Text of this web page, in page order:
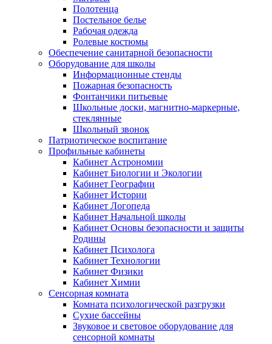
Полотенца
Постельное белье
Рабочая одежда
Ролевые костюмы
Обеспечение санитарной безопасности
Оборудование для школы
Информационные стенды
Пожарная безопасность
Фонтанчики питьевые
Школьные доски, магнитно-маркерные,
стеклянные
Школьный звонок
Патриотическое воспитание
Профильные кабинеты
Кабинет Астрономии
Кабинет Биологии и Экологии
Кабинет Географии
Кабинет Истории
Кабинет Логопеда
Кабинет Начальной школы
Кабинет Основы безопасности и защиты
Родины
Кабинет Психолога
Кабинет Технологии
Кабинет Физики
Кабинет Химии
Сенсорная комната
Комната психологической разгрузки
Сухие бассейны
Звуковое и световое оборудование для
сенсорной комнаты